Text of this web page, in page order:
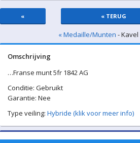
« « TERUG
« Medaille/Munten - Kavel
Omschrijving
…Franse munt 5fr 1842 AG
Conditie: Gebruikt
Garantie: Nee
Type veiling: Hybride (klik voor meer info)